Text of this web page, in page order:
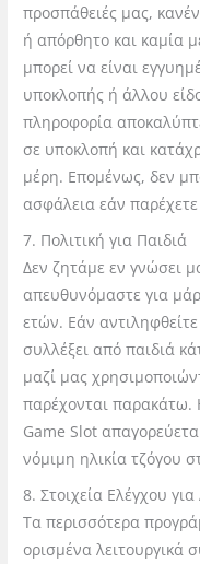
προσπάθειές μας,
ή απόρθητο και καμία
μπορεί να είναι
υποκλοπής ή άλλου
πληροφορία
σε υποκλοπή και
μέρη. Επομένως, δεν
ασφάλεια εάν
7. Πολιτική για Παιδιά
Δεν ζητάμε εν γνώσει
απευθυνόμαστε για
ετών. Εάν
συλλέξει από παιδιά
μαζί μας
παρέχονται
Game Slot
νόμιμη ηλικία τζόγου
8. Στοιχεία Ελέγχου
Τα περισσότερα
ορισμένα λειτουργικά